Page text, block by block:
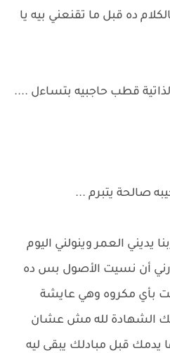
ده قبل ما تقنعني بيه يا
قطب حاجبيه بتساءل ....
صالحة يتبرم ...
يديني العمر وينولني اليوم
أن نسيت الأصول بس ده
بأي مكروه وهي عايشة
الشهادة لله مش عشان
يدمك قبل مبادلك يبقى ليه